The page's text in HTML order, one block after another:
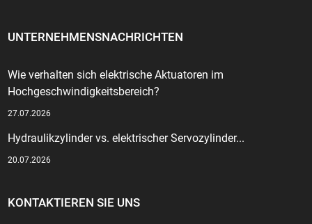
UNTERNEHMENSNACHRICHTEN
Wie verhalten sich elektrische Aktuatoren im
Hochgeschwindigkeitsbereich?
27.07.2026
Hydraulikzylinder vs. elektrischer Servozylinder...
20.07.2026
KONTAKTIEREN SIE UNS